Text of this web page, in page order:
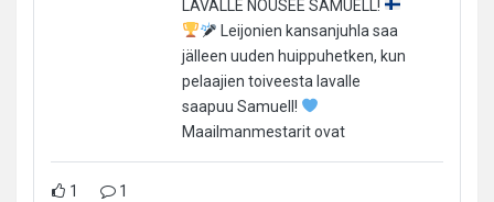
LAVALLE NOUSEE SAMUELL!
Leijonien kansanjuhla saa
jälleen uuden huippuhetken, kun
pelaajien toiveesta lavalle
saapuu Samuell!
Maailmanmestarit ovat
1 1